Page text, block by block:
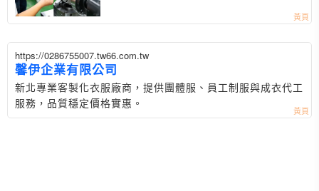
https://0286755007.tw66.com.tw
馨伊企業有限公司
新北專業客製化衣服廠商，提供團體服、員工制服與成衣代工
服務，品質穩定價格實惠。